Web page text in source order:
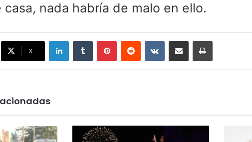
nada habría de malo en ello.
X
LinkedInTumblr PinterestReddit VKontakteCompartir por correo electrónicoImprimir